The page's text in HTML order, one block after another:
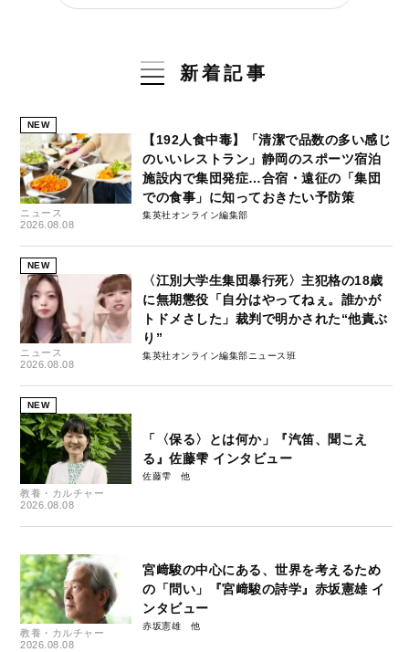
新着記事
NEW
ニュース
2026.08.08
【192人食中毒】「清潔で品数の多い感じ
のいいレストラン」静岡のスポーツ宿泊
施設内で集団発症…合宿・遠征の「集団
での食事」に知っておきたい予防策
集英社オンライン編集部
NEW
ニュース
2026.08.08
〈江別大学生集団暴行死〉主犯格の18歳
に無期懲役「自分はやってねぇ。誰かが
トドメさした」裁判で明かされた“他責ぶ
り”
集英社オンライン編集部ニュース班
NEW
教養・カルチャー
2026.08.08
「〈保る〉とは何か」『汽笛、聞こえ
る』佐藤雫 インタビュー
佐藤雫
教養・カルチャー
2026.08.08
宮﨑駿の中心にある、世界を考えるため
の「問い」『宮﨑駿の詩学』赤坂憲雄 イ
ンタビュー
赤坂憲雄